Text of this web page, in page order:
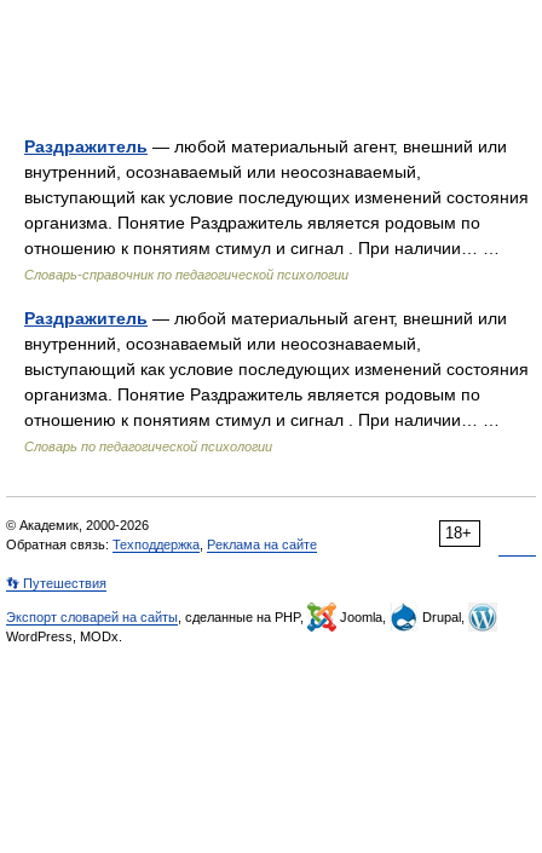
Раздражитель — любой материальный агент, внешний или
внутренний, осознаваемый или неосознаваемый,
выступающий как условие последующих изменений состояния
организма. Понятие Раздражитель является родовым по
отношению к понятиям стимул и сигнал . При наличии… …
Словарь-справочник по педагогической психологии
Раздражитель — любой материальный агент, внешний или
внутренний, осознаваемый или неосознаваемый,
выступающий как условие последующих изменений состояния
организма. Понятие Раздражитель является родовым по
отношению к понятиям стимул и сигнал . При наличии… …
Словарь по педагогической психологии
18+
© Академик, 2000-2026
Обратная связь: Техподдержка Реклама на сайте
👣 Путешествия
Экспорт словарей на сайты , сделанные на PHP, Joomla,
Drupal,
WordPress, MODx.